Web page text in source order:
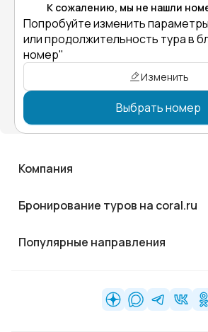
К сожалению, мы не нашли
Попробуйте изменить
или продолжительность тура в
номер"
Изменить
Выбрать номер
Компания
Бронирование туров на coral.ru
Популярные направления